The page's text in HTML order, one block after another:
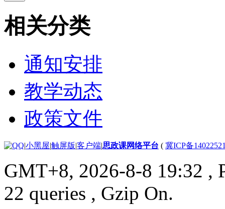
相关分类
通知安排
教学动态
政策文件
|小黑屋|触屏版|客户端|思政课网络平台 ( 冀ICP备
GMT+8, 2026-8-8 19:32 ,
22 queries , Gzip On.